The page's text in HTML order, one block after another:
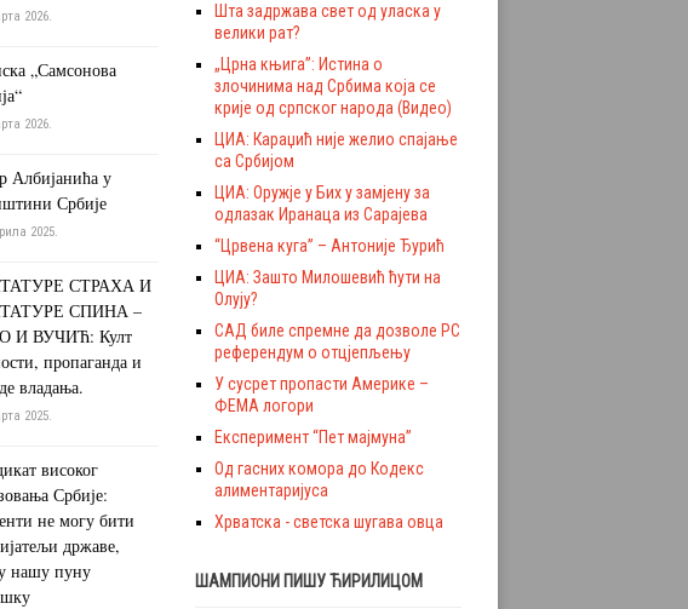
2026.
„Самсонова
2026.
Албијанића у
Србије
2025.
СТРАХА И
СПИНА –
И ВУЧИЋ: Култ
пропаганда и
владања.
2025.
високог
Србије:
не могу бити
државе,
нашу пуну
Шта задржава свет од уласка у
велики рат?
„Црна књига”: Истина о
злочинима над Србима која се
крије од српског народа (Видео)
ЦИА: Караџић није желио спајање
са Србијом
ЦИА: Оружје у Бих у замјену за
одлазак Иранаца из Сарајева
“Црвена куга” – Антоније Ђурић
ЦИА: Зашто Милошевић ћути на
Олују?
САД биле спремне да дозволе РС
референдум о отцјепљењу
У сусрет пропасти Америке –
ФЕМА логори
Експеримент “Пет мајмуна”
Од гасних комора до Кодекс
алиментаријуса
Хрватска - светска шугава овца
ШАМПИОНИ ПИШУ ЋИРИЛИЦОМ